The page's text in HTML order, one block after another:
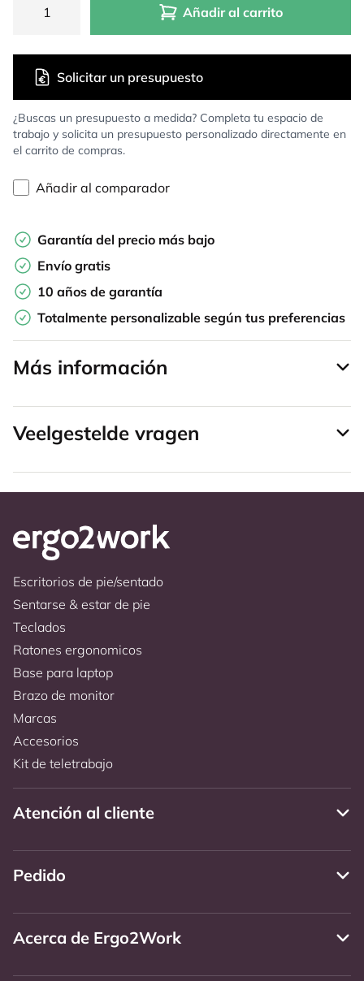
Añadir al carrito
¿Buscas un presupuesto a medida? Completa tu espacio de
trabajo y solicita un presupuesto personalizado directamente en
el carrito de compras.
Solicitar un presupuesto
Añadir al comparador
Garantía del precio más bajo
Envío gratis
10 años de garantía
Totalmente personalizable según tus preferencias
Más información
Veelgestelde vragen
Escritorios de pie/sentado
Sentarse & estar de pie
Teclados
Ratones ergonomicos
Base para laptop
Brazo de monitor
Marcas
Accesorios
Kit de teletrabajo
Atención al cliente
Pedido
Acerca de Ergo2Work